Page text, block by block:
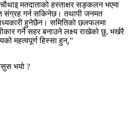
मतदाताको हस्ताक्षर सङ्कलन भएमा
संग्रह गर्न सकिनेछ। तथापी जनमत
हुनेछैन। समितिको छलफलमा
गर्ने सहर बनाउने लक्ष्य राखेको छु, भर्खरै
महत्वपूर्ण हिस्सा हुन्,”
भयो ?